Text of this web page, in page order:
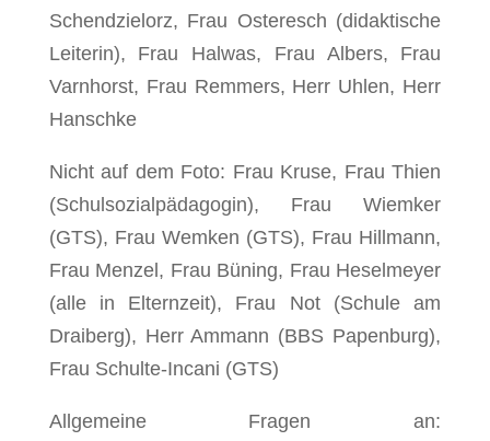
Schendzielorz, Frau Osteresch (didaktische
Leiterin), Frau Halwas, Frau Albers, Frau
Varnhorst, Frau Remmers, Herr Uhlen, Herr
Hanschke
Nicht auf dem Foto: Frau Kruse, Frau Thien
(Schulsozialpädagogin), Frau Wiemker
(GTS), Frau Wemken (GTS), Frau Hillmann,
Frau Menzel, Frau Büning, Frau Heselmeyer
(alle in Elternzeit), Frau Not (Schule am
Draiberg), Herr Ammann (BBS Papenburg),
Frau Schulte-Incani (GTS)
Allgemeine Fragen an: